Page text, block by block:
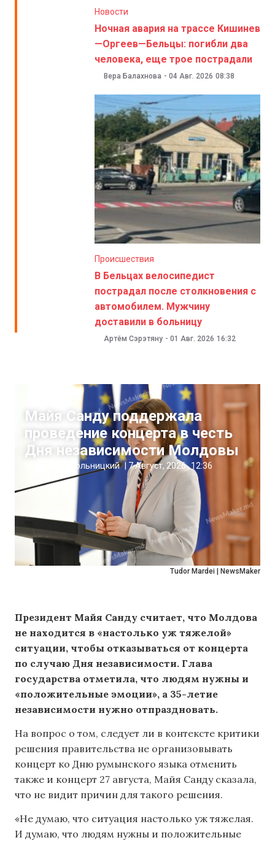
Новости
Ночная авария на трассе Кишинев
—Оргеев—Бельцы: погибли два
человека, еще трое пострадали
Вера Балахнова - 04 Авг. 2026 08:38
Происшествия
В Бельцах велосипедист
пострадал после столкновения с
автомобилем. Мужчину
доставили в больницу
Артём Сэрэтяну - 01 Авг. 2026 16:32
Tudor Mardei | NewsMaker
Майя Санду поддержала
проведение концерта в честь
Дня независимости Молдовы
Николай Пахольницкий | 7 Август, 2026 12:36
Президент Майя Санду считает, что Молдова
не находится в «настолько уж тяжелой»
ситуации, чтобы отказываться от концерта
по случаю Дня независимости. Глава
государства отметила, что людям нужны и
«положительные эмоции», а 35-летие
независимости нужно отпраздновать.
На вопрос о том, следует ли в контексте критики
решения правительства не организовывать
концерт ко Дню румынского языка отменить
также и концерт 27 августа, Майя Санду сказала,
что не видит причин для такого решения.
«Не думаю, что ситуация настолько уж тяжелая.
И думаю, что людям нужны и положительные